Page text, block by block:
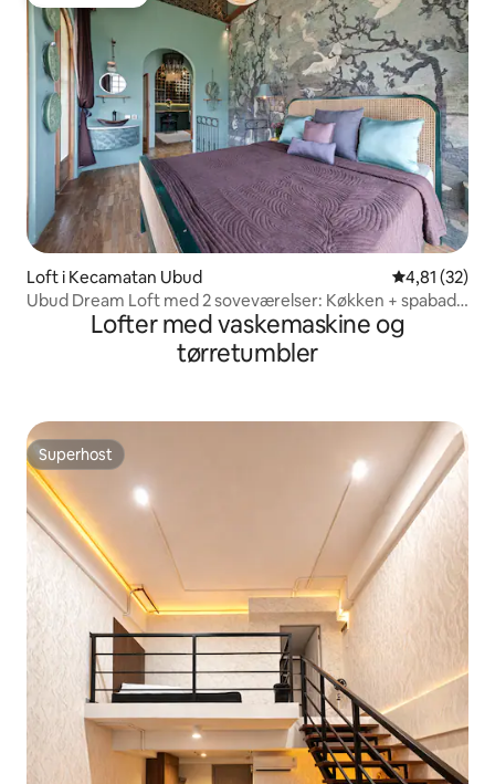
Loft i Kecamatan Ubud 4,81 ud af 5
4,81 (32)
Ubud Dream Loft med 2 soveværelser: Køkken + spabad
+ udsigt over rismarker
Lofter med vaskemaskine og
tørretumbler
Superhost
Superhost